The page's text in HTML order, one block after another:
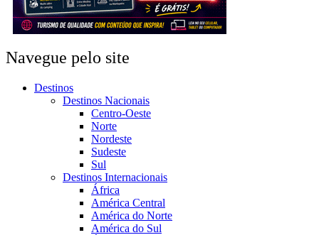
Navegue pelo site
Destinos
Destinos Nacionais
Centro-Oeste
Norte
Nordeste
Sudeste
Sul
Destinos Internacionais
África
América Central
América do Norte
América do Sul